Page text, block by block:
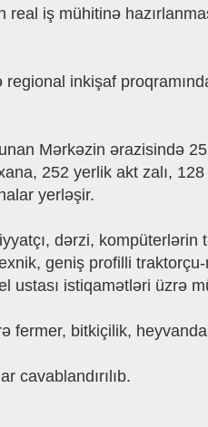
real iş mühitinə
inkişaf
Mərkəzin ərazisində
252 yerlik akt zalı,
yerləşir.
dərzi,
geniş profilli
istiqamətləri üzrə
fermer, bitkiçilik,
cavablandırılıb.